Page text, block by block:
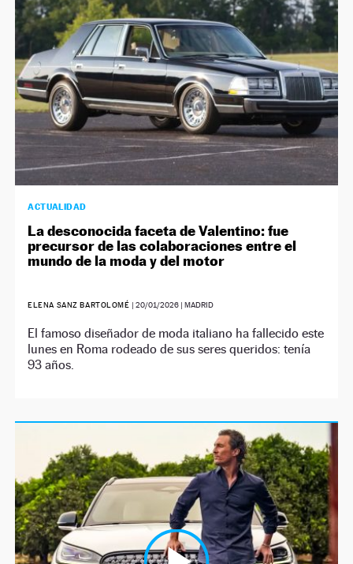
NEWSLETTER
SÍGUENOS
ACTUALIDAD
La desconocida faceta de Valentino: fue
precursor de las colaboraciones entre el
mundo de la moda y del motor
ELENA SANZ BARTOLOMÉ |20/01/2026 | MADRID
El famoso diseñador de moda italiano ha fallecido este
lunes en Roma rodeado de sus seres queridos: tenía
93 años.